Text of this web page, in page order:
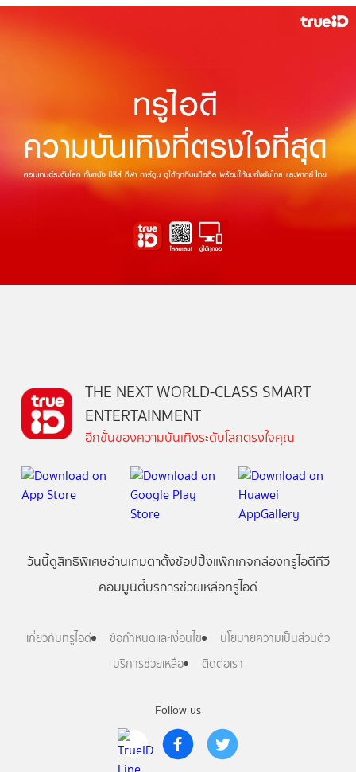
Follow us
THE NEXT WORLD-CLASS SMART
ENTERTAINMENT
อีกขั้นของความบันเทิงระดับโลกตรงใจคุณ
วันนี้ดูสิทธิพิเศษอ่านเกมตาตั้งช้อปปิ้งแพ็กเกจกล่องทรูไอดีทีวี
คอมมูนิตี้บริการช่วยเหลือทรูไอดี
เกี่ยวกับทรูไอดี ข้อกำหนดและเงื่อนไข
นโยบายความเป็นส่วนตัว
บริการช่วยเหลือ
ติดต่อเรา